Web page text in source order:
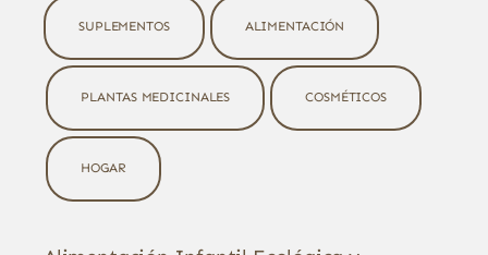
SUPLEMENTOS ALIMENTACIÓN
PLANTAS MEDICINALES COSMÉTICOS
HOGAR